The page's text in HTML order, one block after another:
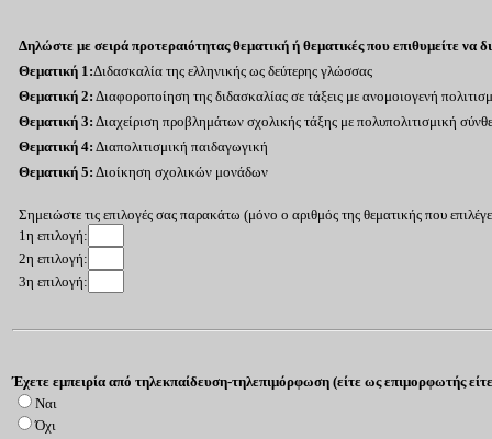
Δηλώστε με σειρά προτεραιότητας θεματική ή θεματικές που επιθυμείτε να
Θεματική 1:Διδασκαλία της ελληνικής ως δεύτερης γλώσσας
Θεματική 2: Διαφοροποίηση της διδασκαλίας σε τάξεις με ανομοιογενή
Θεματική 3: Διαχείριση προβλημάτων σχολικής τάξης με πολυπολιτισμική
Θεματική 4: Διαπολιτισμική παιδαγωγική
Θεματική 5: Διοίκηση σχολικών μονάδων
Σημειώστε τις επιλογές σας παρακάτω (μόνο ο αριθμός της θεματικής που
1η επιλογή:
2η επιλογή:
3η επιλογή:
Έχετε εμπειρία από τηλεκπαίδευση-τηλεπιμόρφωση (είτε ως επιμορφωτής
Ναι
Όχι